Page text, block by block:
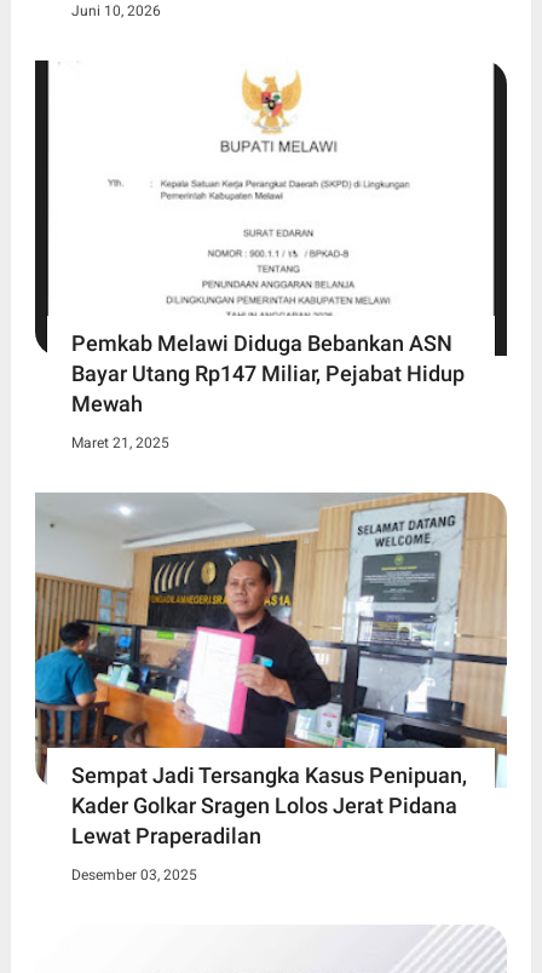
Juni 10, 2026
Pemkab Melawi Diduga Bebankan ASN
Bayar Utang Rp147 Miliar, Pejabat Hidup
Mewah
Maret 21, 2025
Sempat Jadi Tersangka Kasus Penipuan,
Kader Golkar Sragen Lolos Jerat Pidana
Lewat Praperadilan
Desember 03, 2025